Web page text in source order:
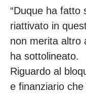
“Duque ha fatto
riattivato in
non merita altro
ha sottolineato.
Riguardo al
e finanziario